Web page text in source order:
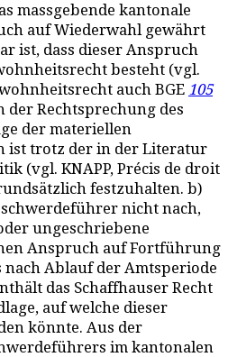
massgebende kantonale
auf Wiederwahl gewährt
ist, dass dieser Anspruch
besteht (vgl.
auch BGE 105
Rechtsprechung des
der materiellen
ist trotz der in der Literatur
(vgl. KNAPP, Précis de droit
festzuhalten. b)
nicht nach,
ungeschriebene
Anspruch auf Fortführung
nach Ablauf der Amtsperiode
das Schaffhauser Recht
auf welche dieser
könnte. Aus der
im kantonalen